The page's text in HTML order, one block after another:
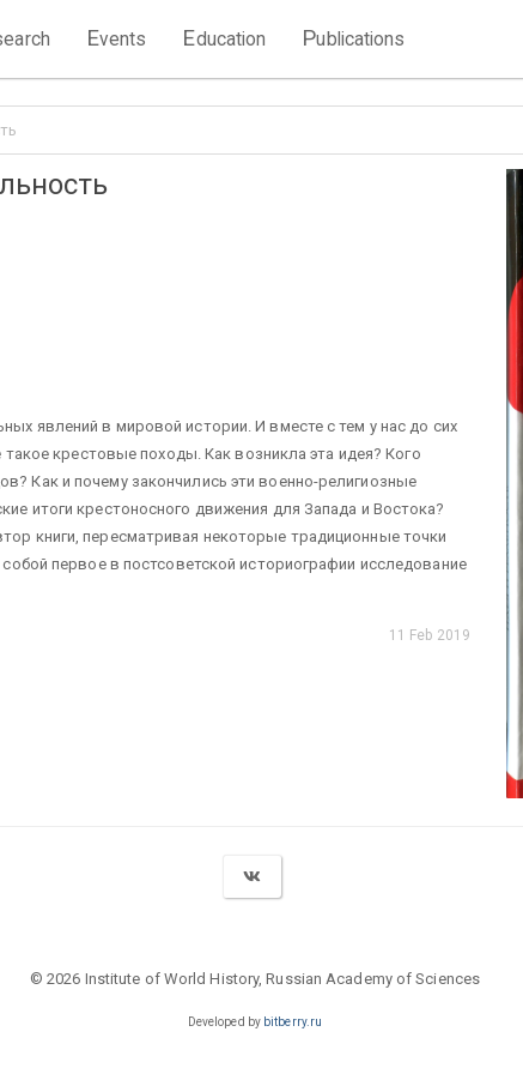
Events Education Publications
явлений в мировой истории. И вместе с тем у нас до сих
крестовые походы. Как возникла эта идея? Кого
Как и почему закончились эти военно-религиозные
итоги крестоносного движения для Запада и Востока?
книги, пересматривая некоторые традиционные точки
первое в постсоветской историографии исследование
11 Feb 2019
© 2026 Institute of World History, Russian Academy of Sciences
Developed by bitberry.ru